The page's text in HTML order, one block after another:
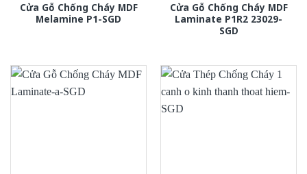
Cửa Gỗ Chống Cháy MDF
Melamine P1-SGD
Cửa Gỗ Chống Cháy MDF
Laminate P1R2 23029-
SGD